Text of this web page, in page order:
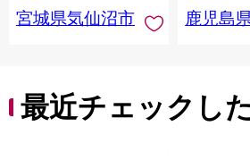
宮城県気仙沼市
鹿児島
最近チェックし